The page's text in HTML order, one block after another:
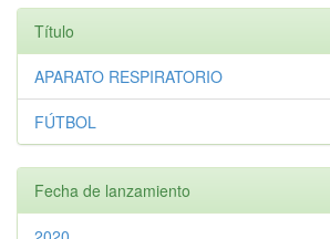
Título
APARATO RESPIRATORIO
FÚTBOL
Fecha de lanzamiento